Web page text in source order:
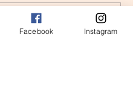
塔羅〕翻書占卜：
現在告白嗎？
和評等......
Facebook Instagram